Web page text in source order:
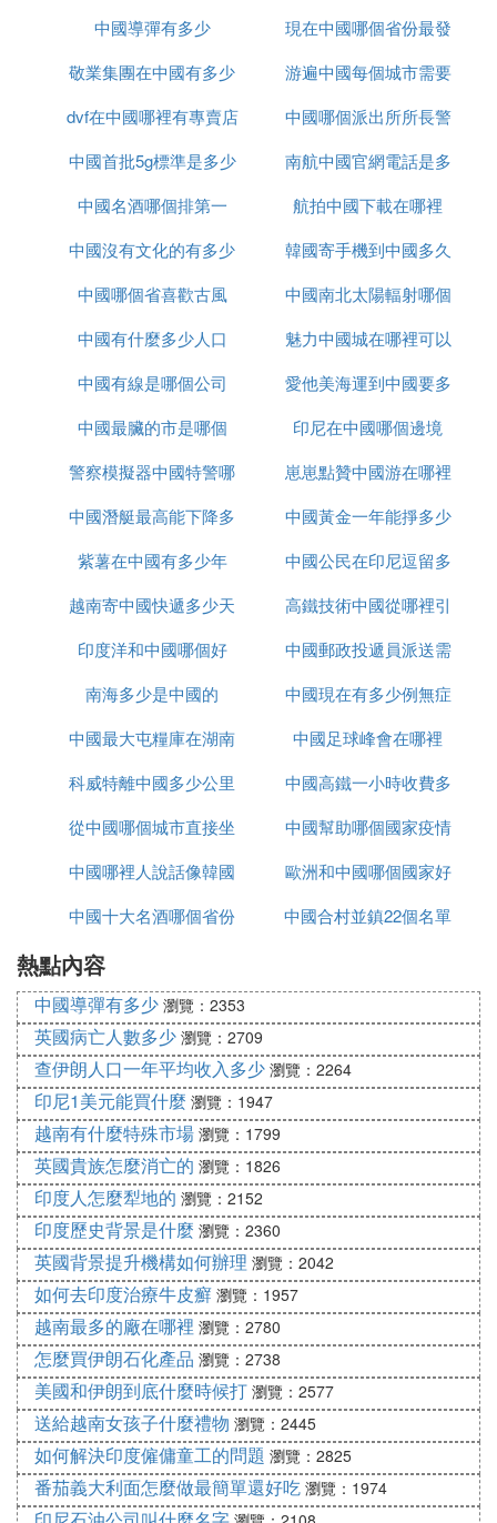
中國導彈有多少
現在中國哪個省份最發
達
敬業集團在中國有多少
辦事處
游遍中國每個城市需要
多久
dvf在中國哪裡有專賣店
中國哪個派出所所長警
銜最高
中國首批5g標準是多少
南航中國官網電話是多
少錢
中國名酒哪個排第一
航拍中國下載在哪裡
中國沒有文化的有多少
韓國寄手機到中國多久
中國哪個省喜歡古風
中國南北太陽輻射哪個
大
中國有什麼多少人口
魅力中國城在哪裡可以
看
中國有線是哪個公司
愛他美海運到中國要多
久
中國最臟的市是哪個
印尼在中國哪個邊境
警察模擬器中國特警哪
裡下載
崽崽點贊中國游在哪裡
中國潛艇最高能下降多
少米
中國黃金一年能掙多少
錢
紫薯在中國有多少年
中國公民在印尼逗留多
久
越南寄中國快遞多少天
高鐵技術中國從哪裡引
進
印度洋和中國哪個好
中國郵政投遞員派送需
要多久
南海多少是中國的
中國現在有多少例無症
狀感染者
中國最大屯糧庫在湖南
哪裡
中國足球峰會在哪裡
科威特離中國多少公里
中國高鐵一小時收費多
少
從中國哪個城市直接坐
大巴去越南
中國幫助哪個國家疫情
中國哪裡人說話像韓國
話
歐洲和中國哪個國家好
玩
中國十大名酒哪個省份
中國合村並鎮22個名單
熱點內容
中國導彈有多少 瀏覽：2353
英國病亡人數多少 瀏覽：2709
查伊朗人口一年平均收入多少 瀏覽：2264
印尼1美元能買什麼 瀏覽：1947
越南有什麼特殊市場 瀏覽：1799
英國貴族怎麼消亡的 瀏覽：1826
印度人怎麼犁地的 瀏覽：2152
印度歷史背景是什麼 瀏覽：2360
英國背景提升機構如何辦理 瀏覽：2042
如何去印度治療牛皮癬 瀏覽：1957
越南最多的廠在哪裡 瀏覽：2780
怎麼買伊朗石化產品 瀏覽：2738
美國和伊朗到底什麼時候打 瀏覽：2577
送給越南女孩子什麼禮物 瀏覽：2445
如何解決印度僱傭童工的問題 瀏覽：2825
番茄義大利面怎麼做最簡單還好吃 瀏覽：1974